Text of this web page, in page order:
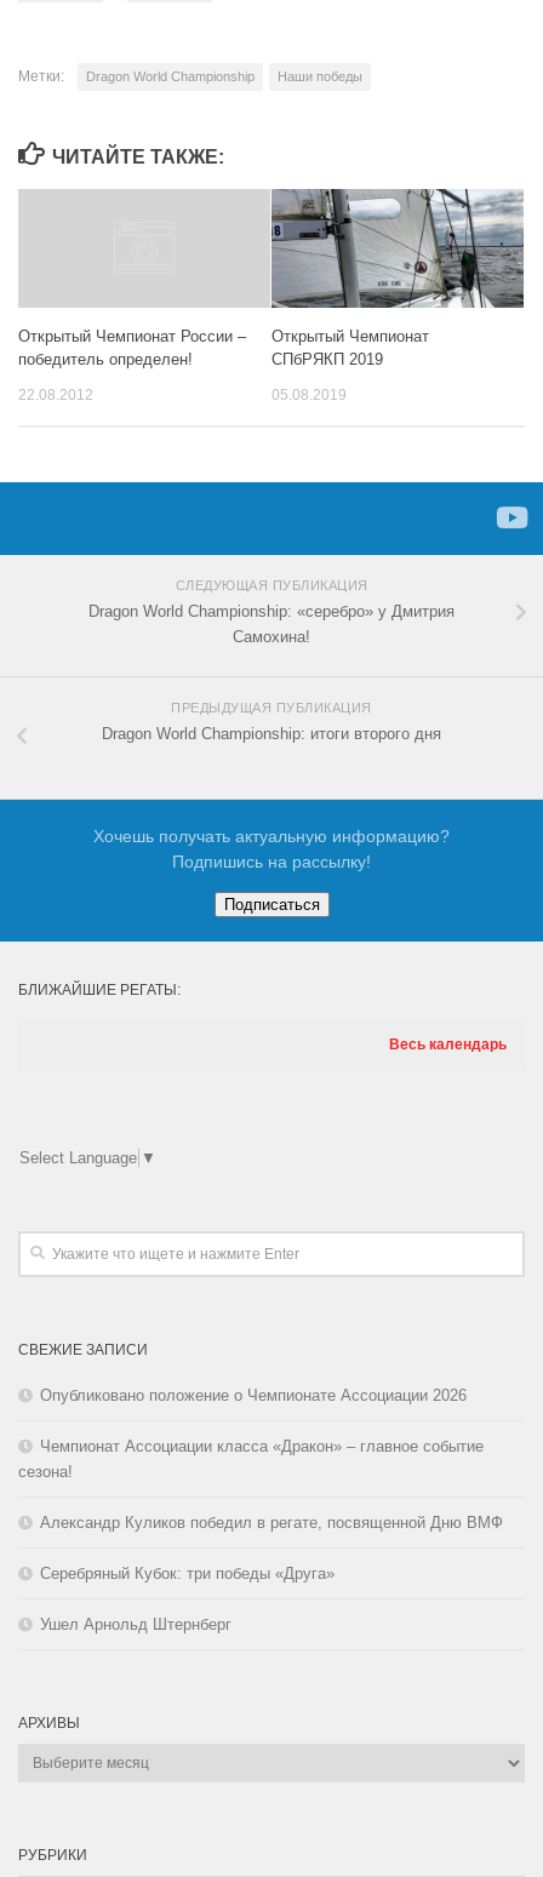
Метки: Dragon World Championship Наши победы
ЧИТАЙТЕ ТАКЖЕ:
Открытый Чемпионат России –
победитель определен!
22.08.2012
Открытый Чемпионат
СПбРЯКП 2019
05.08.2019
СЛЕДУЮЩАЯ ПУБЛИКАЦИЯ
Dragon World Championship: «серебро» у Дмитрия
Самохина!
ПРЕДЫДУЩАЯ ПУБЛИКАЦИЯ
Dragon World Championship: итоги второго дня
Хочешь получать актуальную информацию?
Подпишись на рассылку!
БЛИЖАЙШИЕ РЕГАТЫ:
Весь календарь
Select Language ▼
СВЕЖИЕ ЗАПИСИ
Опубликовано положение о Чемпионате Ассоциации 2026
Чемпионат Ассоциации класса «Дракон» – главное событие
сезона!
Александр Куликов победил в регате, посвященной Дню ВМФ
Серебряный Кубок: три победы «Друга»
Ушел Арнольд Штернберг
АРХИВЫ
Архивы
РУБРИКИ